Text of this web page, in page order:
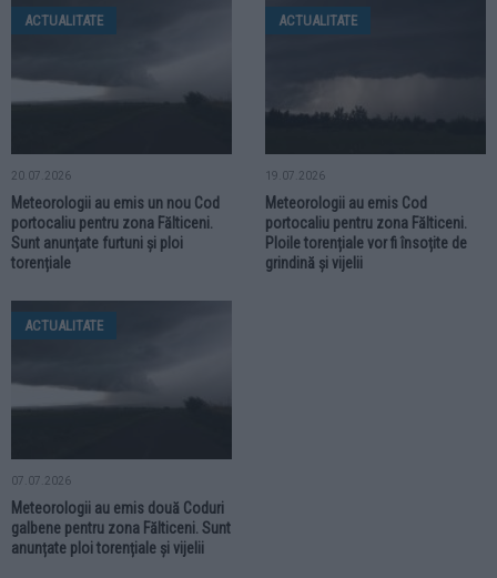
ACTUALITATE
20.07.2026
Meteorologii au emis un nou Cod
portocaliu pentru zona Fălticeni.
Sunt anunțate furtuni și ploi
torențiale
ACTUALITATE
19.07.2026
Meteorologii au emis Cod
portocaliu pentru zona Fălticeni.
Ploile torențiale vor fi însoțite de
grindină și vijelii
ACTUALITATE
07.07.2026
Meteorologii au emis două Coduri
galbene pentru zona Fălticeni. Sunt
anunțate ploi torențiale și vijelii